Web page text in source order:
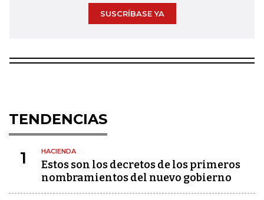
SUSCRÍBASE YA
TENDENCIAS
1 HACIENDA
Estos son los decretos de los primeros
nombramientos del nuevo gobierno